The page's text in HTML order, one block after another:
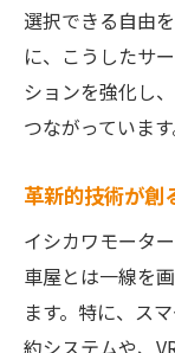
選択できる自由
に、こうしたサ
ションを強化し
つながっています
革新的技術が創
イシカワモータ
車屋とは一線を
ます。特に、ス
約システムや、